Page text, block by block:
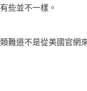
些並不一樣。
難道不是從美國官網